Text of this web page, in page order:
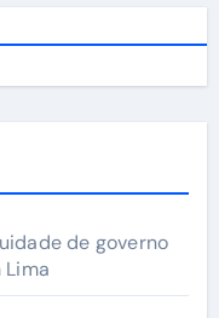
de governo